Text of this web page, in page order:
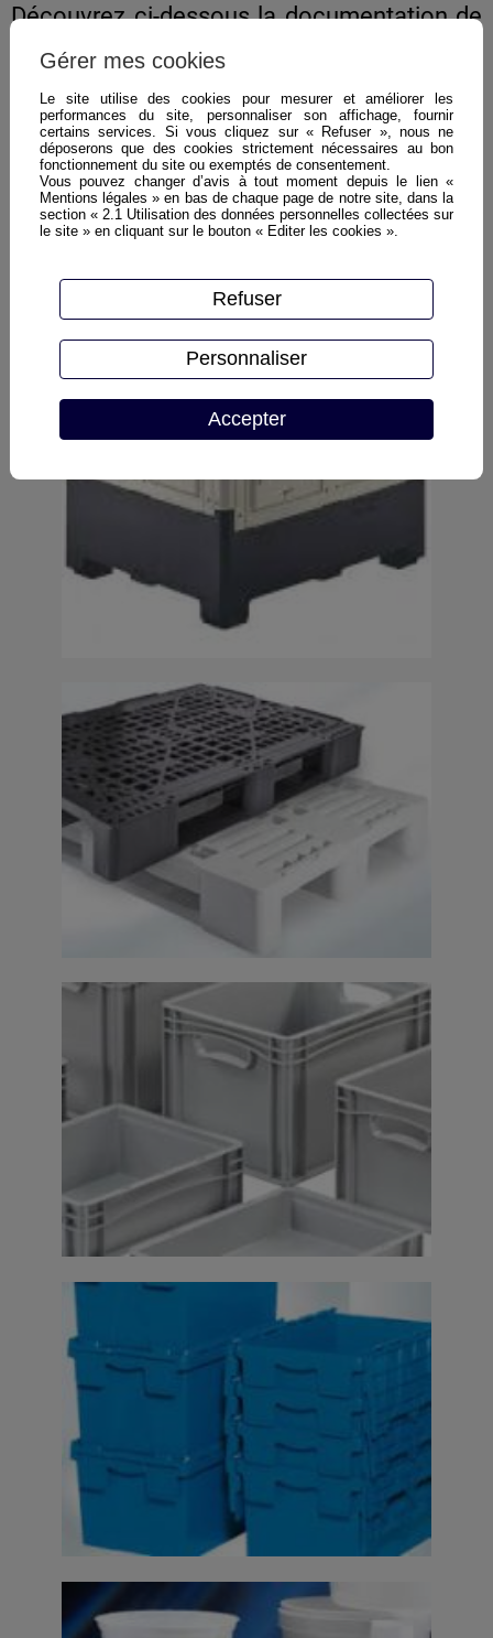
Découvrez ci-dessous la documentation de
n'hésitez pas ànous contacter
découvrez les différents modèles chez
notre partenaire :.
PlastiLa bibliothèque de vos contenants
plastiques
Multi-Absices Spécialiste du rangement par
compartiment
Sem-AbsicesSpécialiste des gros volumes
Gérer mes cookies
Le site utilise des cookies pour mesurer et améliorer les
performances du site, personnaliser son affichage, fournir
certains services. Si vous cliquez sur « Refuser », nous ne
déposerons que des cookies strictement nécessaires au bon
fonctionnement du site ou exemptés de consentement.
Vous pouvez changer d’avis à tout moment depuis le lien «
Mentions légales » en bas de chaque page de notre site, dans la
section « 2.1 Utilisation des données personnelles collectées sur
le site » en cliquant sur le bouton « Editer les cookies ».
Accepter
Refuser
Personnaliser